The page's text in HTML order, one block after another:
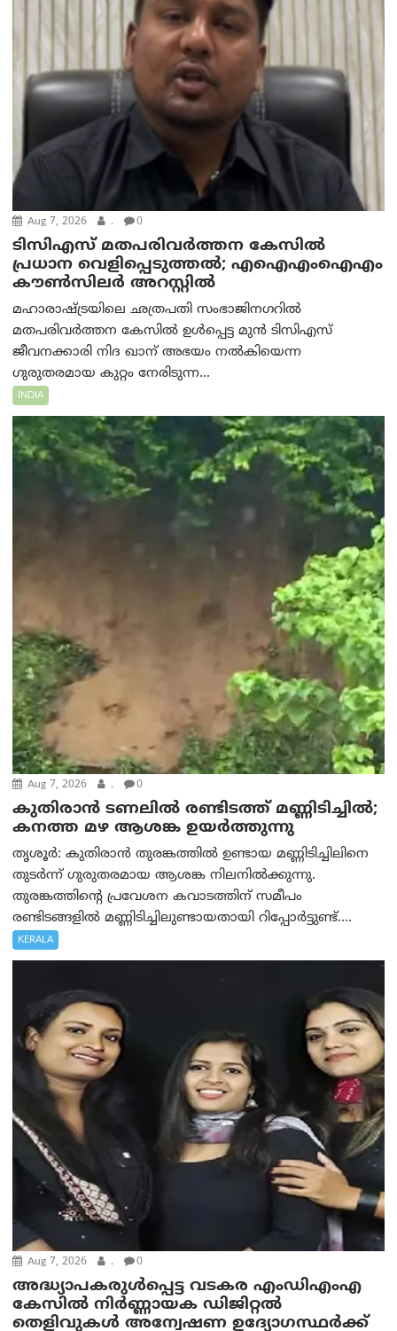
Aug 7, 2026 . 0
ടിസിഎസ് മതപരിവർത്തന കേസിൽ
പ്രധാന വെളിപ്പെടുത്തൽ; എഐഎംഐഎം
കൗൺസിലർ അറസ്റ്റിൽ
മഹാരാഷ്ട്രയിലെ ഛത്രപതി സംഭാജിനഗറിൽ
മതപരിവർത്തന കേസിൽ ഉൾപ്പെട്ട മുൻ ടിസിഎസ്
ജീവനക്കാരി നിദ ഖാന് അഭയം നൽകിയെന്ന
ഗുരുതരമായ കുറ്റം നേരിടുന്ന...
INDIA
Aug 7, 2026 . 0
കുതിരാൻ ടണലിൽ രണ്ടിടത്ത് മണ്ണിടിച്ചിൽ;
കനത്ത മഴ ആശങ്ക ഉയർത്തുന്നു
തൃശൂർ: കുതിരാൻ തുരങ്കത്തിൽ ഉണ്ടായ മണ്ണിടിച്ചിലിനെ
തുടർന്ന് ഗുരുതരമായ ആശങ്ക നിലനിൽക്കുന്നു.
തുരങ്കത്തിന്റെ പ്രവേശന കവാടത്തിന് സമീപം
രണ്ടിടങ്ങളിൽ മണ്ണിടിച്ചിലുണ്ടായതായി റിപ്പോർട്ടുണ്ട്....
KERALA
Aug 7, 2026 . 0
അദ്ധ്യാപകരുള്‍പ്പെട്ട വടകര എംഡി‌എം‌എ
കേസില്‍ നിര്‍ണ്ണായക ഡിജിറ്റല്‍
തെളിവുകള്‍ അന്വേഷണ ഉദ്യോഗസ്ഥര്‍ക്ക്